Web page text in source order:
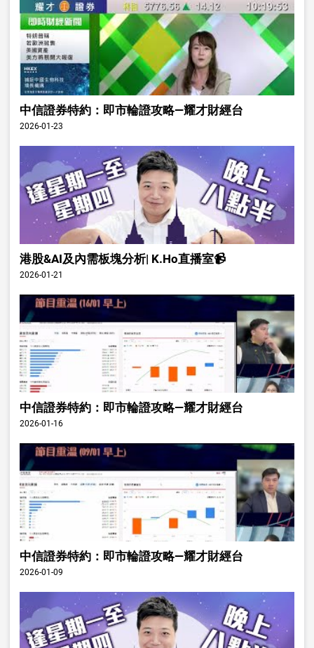
中信證券特約：即市輪證攻略—耀才財經台
2026-01-23
港股&AI及內需板塊分析| K.Ho直播室📹
2026-01-21
中信證券特約：即市輪證攻略—耀才財經台
2026-01-16
中信證券特約：即市輪證攻略—耀才財經台
2026-01-09